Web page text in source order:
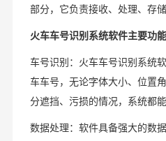
部分，它负责接收、处理、存
火车车号识别系统软件主要功能
车号识别：火车车号识别系统
车车号，无论字体大小、位置
分遮挡、污损的情况，系统都
数据处理：软件具备强大的数